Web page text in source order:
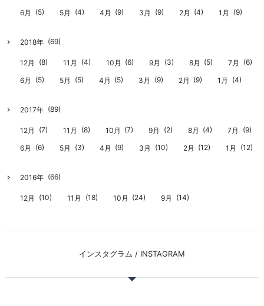
6月 (5) 5月 (4) 4月 (9) 3月 (9) 2月 (4) 1月 (9)
2018年 (69)
12月 (8) 11月 (4) 10月 (6) 9月 (3) 8月 (5) 7月 (6)
6月 (5) 5月 (5) 4月 (5) 3月 (9) 2月 (9) 1月 (4)
2017年 (89)
12月 (7) 11月 (8) 10月 (7) 9月 (2) 8月 (4) 7月 (9)
6月 (6) 5月 (3) 4月 (9) 3月 (10) 2月 (12) 1月 (12)
2016年 (66)
12月 (10) 11月 (18) 10月 (24) 9月 (14)
インスタグラム / INSTAGRAM